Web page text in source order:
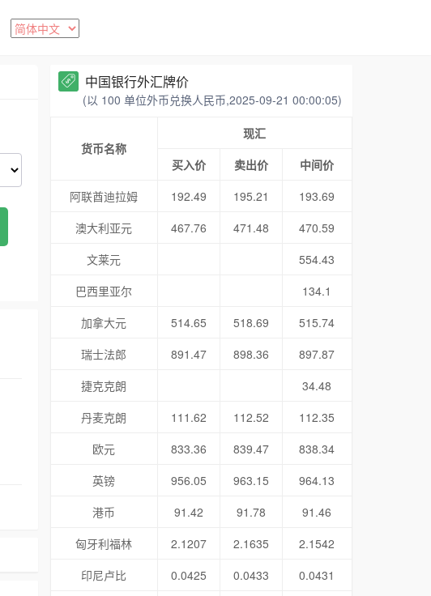
中国银行外汇牌价
(以 100 单位外币兑换人民币,2025-09-21 00:00:05)
货币名称
现汇
买入价
卖出价
中间价
阿联酋迪拉姆
192.49 195.21
193.69
澳大利亚元
467.76 471.48
470.59
文莱元
554.43
巴西里亚尔
134.1
加拿大元
514.65 518.69
515.74
瑞士法郎
891.47 898.36
897.87
捷克克朗
34.48
丹麦克朗
111.62 112.52
112.35
欧元
833.36 839.47
838.34
英镑
956.05 963.15
964.13
港币
91.42 91.78
91.46
匈牙利福林
2.1207 2.1635
2.1542
印尼卢比
0.0425 0.0433
0.0431